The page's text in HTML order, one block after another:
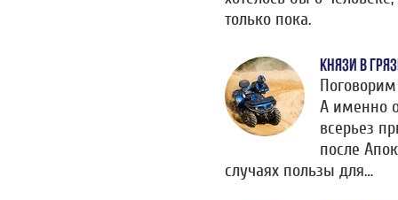
только пока.
КНЯЗИ В
А именно
всерьез
после
случаях пользы для…